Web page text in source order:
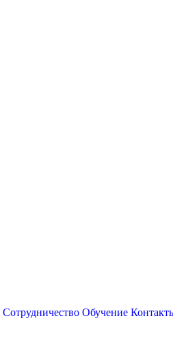
Сотрудничество Обучение